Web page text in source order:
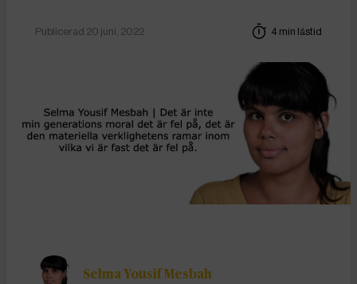
Publicerad 20 juni, 2022 4 min lästid
Selma Yousif Mesbah